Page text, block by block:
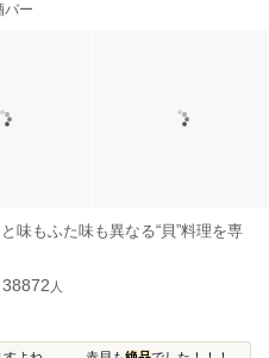
バー
味もふた味も異なる“貝”料理を専
38872 人